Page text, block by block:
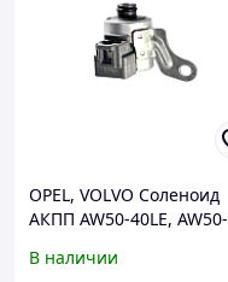
OPEL, VOLVO Соленоид
АКПП AW50-40LE, AW50-
В наличии